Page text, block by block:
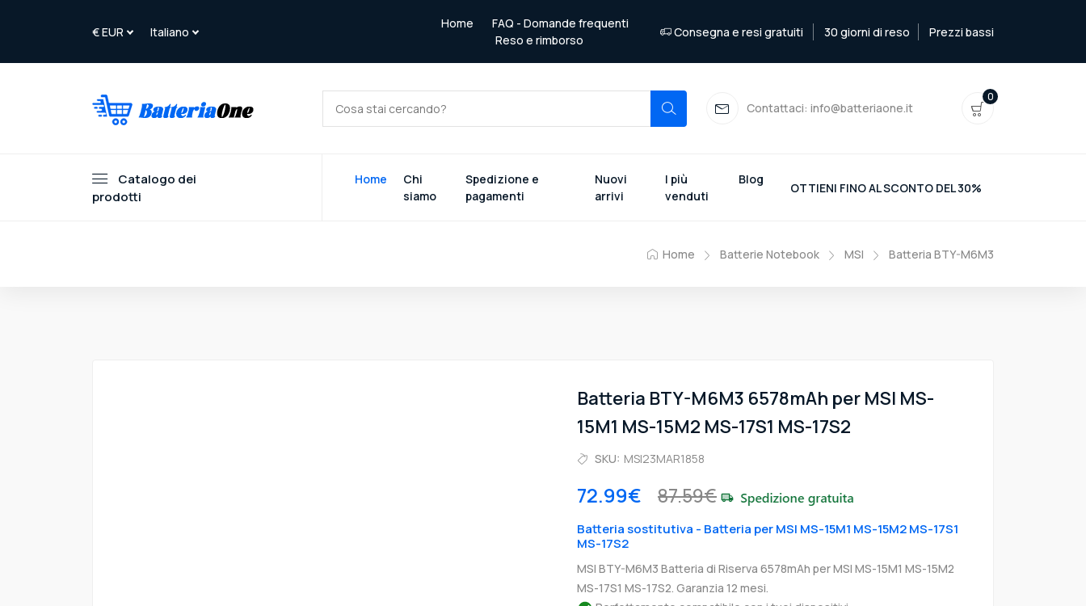
Home
FAQ - Domande frequenti
Reso e rimborso
Consegna e resi gratuiti 30 giorni di reso Prezzi bassi
Contattaci: info@batteriaone.it
0
Catalogo dei
prodotti
Home
Chi
siamo
Spedizione e
pagamenti
Nuovi
arrivi
I più
venduti
Blog
OTTIENI FINO AL SCONTO DEL 30%
Home Batterie Notebook MSI Batteria BTY-M6M3
Batteria BTY-M6M3 6578mAh per MSI MS-
15M1 MS-15M2 MS-17S1 MS-17S2
SKU: MSI23MAR1858
72.99€ 87.59€
Batteria sostitutiva - Batteria per MSI MS-15M1 MS-15M2 MS-17S1
MS-17S2
MSI BTY-M6M3 Batteria di Riserva 6578mAh per MSI MS-15M1 MS-15M2
MS-17S1 MS-17S2. Garanzia 12 mesi.